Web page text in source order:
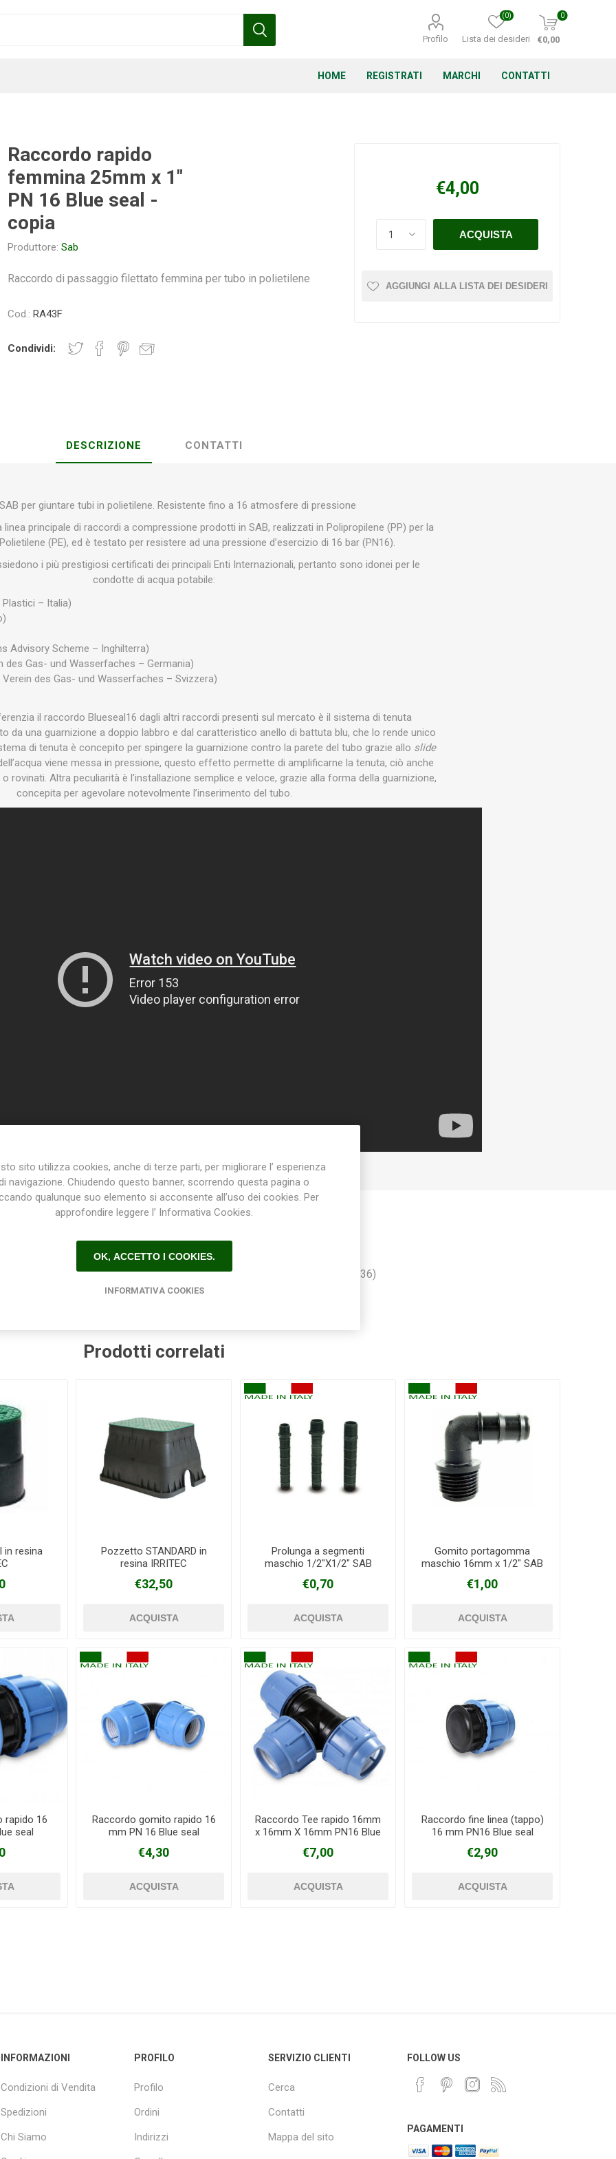
Profilo Lista dei desideri
(0) 0
€0,00
HOME REGISTRATI MARCHI
Benza Bottos Echo
pennelli
Rain Bird
CONTATTI
Raccordo rapido
femmina 25mm x 1"
PN 16 Blue seal -
copia
Produttore: Sab
Raccordo di passaggio filettato femmina per tubo in polietilene
Cod.: RA43F
Condividi:
€4,00
AGGIUNGI ALLA LISTA DEI DESIDERI
DESCRIZIONE CONTATTI
per giuntare tubi in polietilene. Resistente fino a 16 atmosfere di pressione
linea principale di raccordi a compressione prodotti in SAB, realizzati in Polipropilene (PP) per la
(PE), ed è testato per resistere ad una pressione d’esercizio di 16 bar (PN16).
i più prestigiosi certificati dei principali Enti Internazionali, pertanto sono idonei per le
condotte di acqua potabile:
– Italia)
Advisory Scheme – Inghilterra)
des Gas- und Wasserfaches – Germania)
des Gas- und Wasserfaches – Svizzera)
il raccordo Blueseal16 dagli altri raccordi presenti sul mercato è il sistema di tenuta
da una guarnizione a doppio labbro e dal caratteristico anello di battuta blu, che lo rende unico
di tenuta è concepito per spingere la guarnizione contro la parete del tubo grazie allo slide
viene messa in pressione, questo effetto permette di amplificarne la tenuta, ciò anche
rovinati. Altra peculiarità è l’installazione semplice e veloce, grazie alla forma della guarnizione,
concepita per agevolare notevolmente l’inserimento del tubo.
Etichetta del prodotto
raccorderia sab (85), sab raccorderia (45) (36)
Prodotti correlati
in resina
Pozzetto STANDARD in
resina IRRITEC
€32,50
Prolunga a segmenti
maschio 1/2"X1/2" SAB
€0,70
Gomito portagomma
maschio 16mm x 1/2" SAB
€1,00
rapido 16
seal
Raccordo gomito rapido 16
mm PN 16 Blue seal
€4,30
Raccordo Tee rapido 16mm
x 16mm X 16mm PN16 Blue
€7,00
Raccordo fine linea (tappo)
16 mm PN16 Blue seal
€2,90
INFORMAZIONI
Condizioni di Vendita
Spedizioni
Chi Siamo
PROFILO
Profilo
Ordini
Indirizzi
SERVIZIO CLIENTI
Cerca
Contatti
Mappa del sito
FOLLOW US
PAGAMENTI
sito utilizza cookies, anche di terze parti, per migliorare l’ esperienza
navigazione. Chiudendo questo banner, scorrendo questa pagina o
qualunque suo elemento si acconsente all’uso dei cookies. Per
approfondire leggere l’ Informativa Cookies.
OK, ACCETTO I COOKIES.
INFORMATIVA COOKIES